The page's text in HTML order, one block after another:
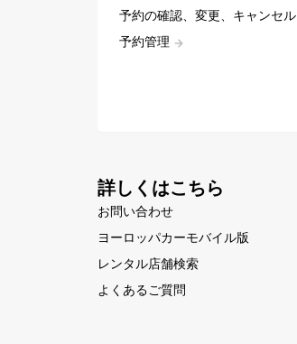
予約の確認、変更、キャンセル
予約管理
詳しくはこちら
お問い合わせ
ヨーロッパカーモバイル版
レンタル店舗検索
よくあるご質問